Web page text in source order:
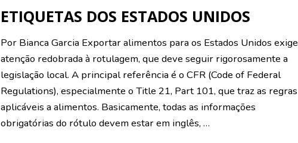
ETIQUETAS DOS ESTADOS UNIDOS
Por Bianca Garcia Exportar alimentos para os Estados Unidos exige
atenção redobrada à rotulagem, que deve seguir rigorosamente a
legislação local. A principal referência é o CFR (Code of Federal
Regulations), especialmente o Title 21, Part 101, que traz as regras
aplicáveis a alimentos. Basicamente, todas as informações
obrigatórias do rótulo devem estar em inglês, …